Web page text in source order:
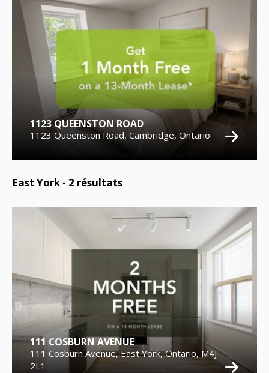
1123 QUEENSTON ROAD
1123 Queenston Road, Cambridge, Ontario
East York - 2 résultats
111 COSBURN AVENUE
111 Cosburn Avenue, East York, Ontario, M4J
2L1